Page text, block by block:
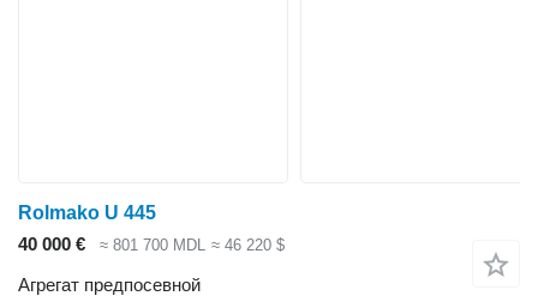
Rolmako U 445
40 000 €
≈ 801 700 MDL ≈ 46 220 $
Агрегат предпосевной